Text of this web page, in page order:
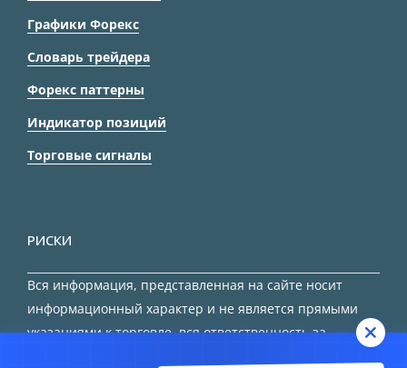
Графики Форекс
Словарь трейдера
Форекс паттерны
Индикатор позиций
Торговые сигналы
РИСКИ
Вся информация, представленная на сайте носит
информационный характер и не является прямыми
указаниями к торговле, вся ответственность за